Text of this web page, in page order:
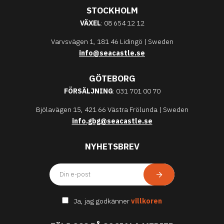
STOCKHOLM
VÄXEL: 08 654 12 12
Varvsvägen 1, 181 46 Lidingö | Sweden
info@seacastle.se
GÖTEBORG
FÖRSÄLJNING: 031 701 00 70
Bjölavägen 15, 421 66 Västra Frölunda | Sweden
info.gbg@seacastle.se
NYHETSBREV
Ja, jag godkännervillkoren